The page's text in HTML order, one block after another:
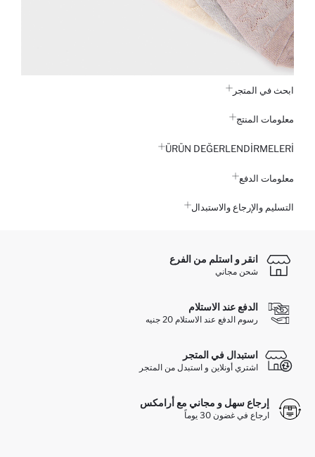
ابحث في المتجر
معلومات المنتج
ÜRÜN DEĞERLENDİRMELERİ
معلومات الدفع
التسليم والإرجاع والاستبدال
انقر و استلم من الفرع
شحن مجاني
الدفع عند الاستلام
رسوم الدفع عند الاستلام 20 جنيه
استبدال في المتجر
اشتري أونلاين و استبدل من المتجر
إرجاع سهل و مجاني مع أرامكس
ارجاع في غضون 30 يوماً